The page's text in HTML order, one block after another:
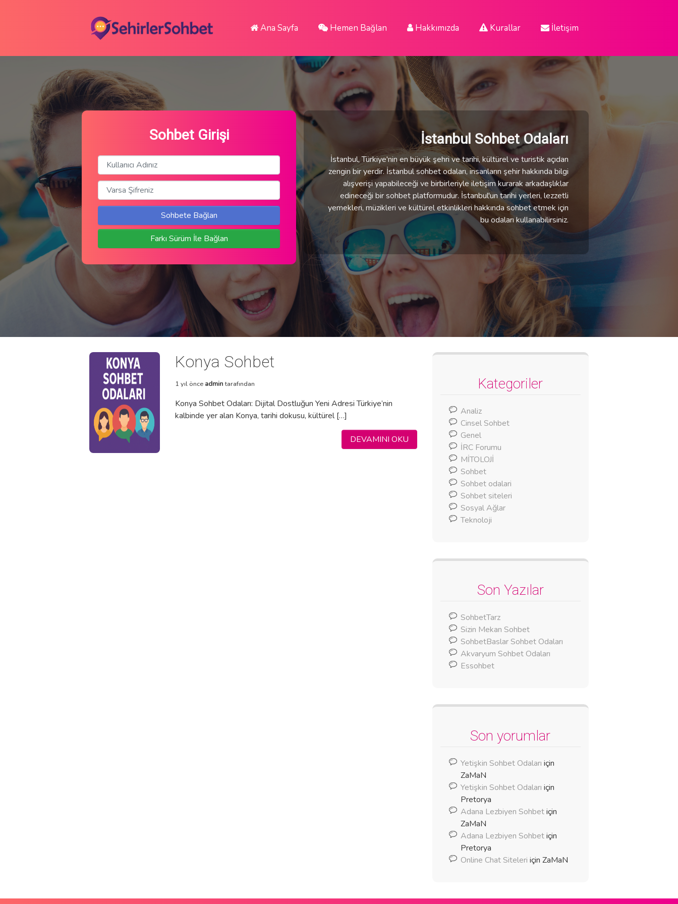
Ana Sayfa Hemen Bağlan Hakkımızda Kurallar İletişim
Sohbet Girişi
Sohbete Bağlan
Farkı Sürüm İle Bağlan
İstanbul Sohbet Odaları
İstanbul, Türkiye'nin en büyük şehri ve tarihi, kültürel ve turistik açıdan
zengin bir yerdir. İstanbul sohbet odaları, insanların şehir hakkında bilgi
alışverişi yapabileceği ve birbirleriyle iletişim kurarak arkadaşlıklar
edineceği bir sohbet platformudur. İstanbul'un tarihi yerleri, lezzetli
yemekleri, müzikleri ve kültürel etkinlikleri hakkında sohbet etmek için
bu odaları kullanabilirsiniz.
Konya Sohbet
1 yıl önce admintarafından
Konya Sohbet Odaları: Dijital Dostluğun Yeni Adresi Türkiye’nin
kalbinde yer alan Konya, tarihi dokusu, kültürel […]
DEVAMINI OKU
Kategoriler
Analiz
Cinsel Sohbet
Genel
İRC Forumu
MİTOLOJİ
Sohbet
Sohbet odalari
Sohbet siteleri
Sosyal Ağlar
Teknoloji
Son Yazılar
SohbetTarz
Sizin Mekan Sohbet
SohbetBaslar Sohbet Odaları
Akvaryum Sohbet Odaları
Essohbet
Son yorumlar
Yetişkin Sohbet Odaları için
ZaMaN
Yetişkin Sohbet Odaları için
Pretorya
Adana Lezbiyen Sohbetiçin
ZaMaN
Adana Lezbiyen Sohbetiçin
Pretorya
Online Chat Siteleri için ZaMaN